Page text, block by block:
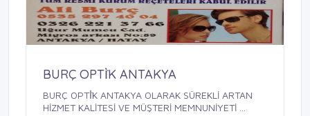
BURÇ OPTİ̇̇K ANTAKYA
BURÇ OPTİ̇̇K ANTAKYA OLARAK SÜREKLİ ARTAN
HİZMET KALİTESİ VE MÜŞTERİ MEMNUNİYETİ ...